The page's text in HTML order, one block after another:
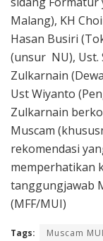
Malang), KH
Hasan Busiri
(unsur NU), Ust.
Zulkarnain
Ust Wiyanto
Zulkarnain
Muscam
rekomendasi
memperhatikan
tanggungjawab
(MFF/MUI)
Tags: Muscam MUI